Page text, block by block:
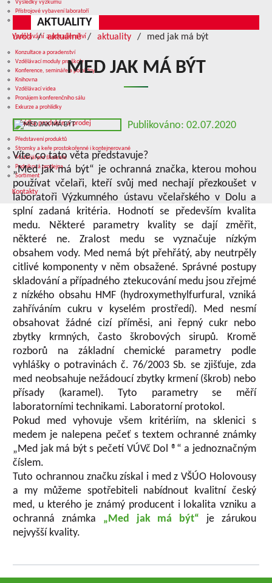
Výsledky výzkumu
Přístrojové vybavení laboratoří
Služby v oblasti výzkumu
Vzdělávání a poradenství
Konzultace a poradenství
Vzdělávací moduly pro školy
Konference, semináře a polní dny
Knihovna
Vzdělávací videa
Pronájem konferenčního sálu
Exkurze a prohlídky
Nabídka produkce a prodej
Představení produktů
Stromky a keře prostokořenné i kontejnerované
Materiál pro školkaře
Podniková prodejna
Sortiment
Kontakty
AKTUALITY
úvod aktuálně aktuality med jak má být
MED JAK MÁ BÝT
Publikováno: 02.07.2020
Víte, co tato věta představuje?
„Med jak má být“ je ochranná značka, kterou mohou
používat včelaři, kteří svůj med nechají přezkoušet v
laboratoři Výzkumného ústavu včelařského v Dolu a
splní zadaná kritéria. Hodnotí se především kvalita
medu. Některé parametry kvality se dají změřit,
některé ne. Zralost medu se vyznačuje nízkým
obsahem vody. Med nemá být přehřátý, aby neutrpěly
citlivé komponenty v něm obsažené. Správné postupy
skladování a případného ztekucování medu jsou zřejmé
z nízkého obsahu HMF (hydroxymethylfurfural, vzniká
zahříváním cukru v kyselém prostředí). Med nesmí
obsahovat žádné cizí příměsi, ani řepný cukr nebo
zbytky krmných, často škrobových sirupů. Kromě
rozborů na základní chemické parametry podle
vyhlášky o potravinách č. 76/2003 Sb. se zjišťuje, zda
med neobsahuje nežádoucí zbytky krmení (škrob) nebo
přísady (karamel). Tyto parametry se měří
laboratorními technikami. Laboratorní protokol.
Pokud med vyhovuje všem kritériím, na sklenici s
medem je nalepena pečeť s textem ochranné známky
„Med jak má být s pečetí VÚVč Dol ®“ a jednoznačným
číslem.
Tuto ochrannou značku získal i med z VŠÚO Holovousy
a my můžeme spotřebiteli nabídnout kvalitní český
med, u kterého je známý producent i lokalita vzniku a
ochranná známka „Med jak má být“ je zárukou
nejvyšší kvality.